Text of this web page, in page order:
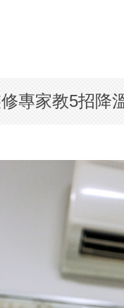
專家教5招降